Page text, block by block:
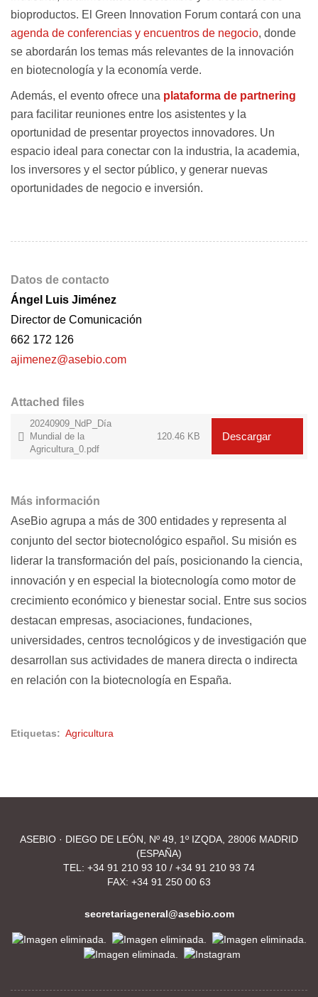
bioproductos. El Green Innovation Forum contará con una
agenda de conferencias y encuentros de negocio, donde
se abordarán los temas más relevantes de la innovación
en biotecnología y la economía verde.
Además, el evento ofrece una plataforma de partnering
para facilitar reuniones entre los asistentes y la
oportunidad de presentar proyectos innovadores. Un
espacio ideal para conectar con la industria, la academia,
los inversores y el sector público, y generar nuevas
oportunidades de negocio e inversión.
Datos de contacto
Ángel Luis Jiménez
Director de Comunicación
662 172 126
ajimenez@asebio.com
Attached files
20240909_NdP_Día
Mundial de la
Agricultura_0.pdf
120.46 KB Descargar
Más información
AseBio agrupa a más de 300 entidades y representa al
conjunto del sector biotecnológico español. Su misión es
liderar la transformación del país, posicionando la ciencia,
innovación y en especial la biotecnología como motor de
crecimiento económico y bienestar social. Entre sus socios
destacan empresas, asociaciones, fundaciones,
universidades, centros tecnológicos y de investigación que
desarrollan sus actividades de manera directa o indirecta
en relación con la biotecnología en España.
Etiquetas Agricultura
ASEBIO · DIEGO DE LEÓN, Nº 49, 1º IZQDA, 28006 MADRID
(ESPAÑA)
TEL: +34 91 210 93 10 / +34 91 210 93 74
FAX: +34 91 250 00 63
secretariageneral@asebio.com